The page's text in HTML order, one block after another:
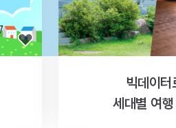
빅데이터
세대별 여